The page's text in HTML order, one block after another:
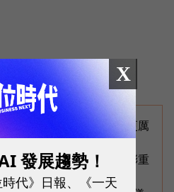
百萬，蔡篤昌：還會有更厲
健身房都搬上樓？
電工！程世嘉：智慧通膨重
底什麼樣子？
X
發展趨勢！
代》日報、《一天